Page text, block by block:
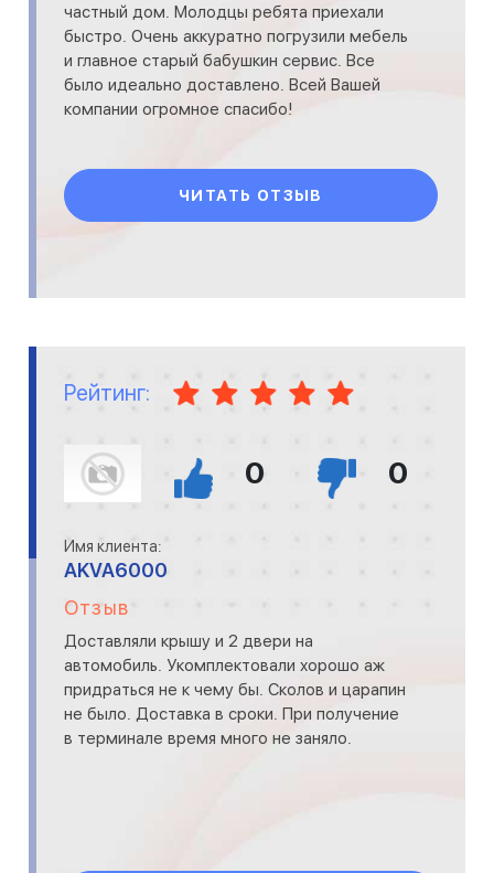
частный дом. Молодцы ребята приехали
быстро. Очень аккуратно погрузили мебель
и главное старый бабушкин сервис. Все
было идеально доставлено. Всей Вашей
компании огромное спасибо!
ЧИТАТЬ ОТЗЫВ
Рейтинг:
0 0
Имя клиента:
AKVA6000
Отзыв
Доставляли крышу и 2 двери на
автомобиль. Укомплектовали хорошо аж
придраться не к чему бы. Сколов и царапин
не было. Доставка в сроки. При получение
в терминале время много не заняло.